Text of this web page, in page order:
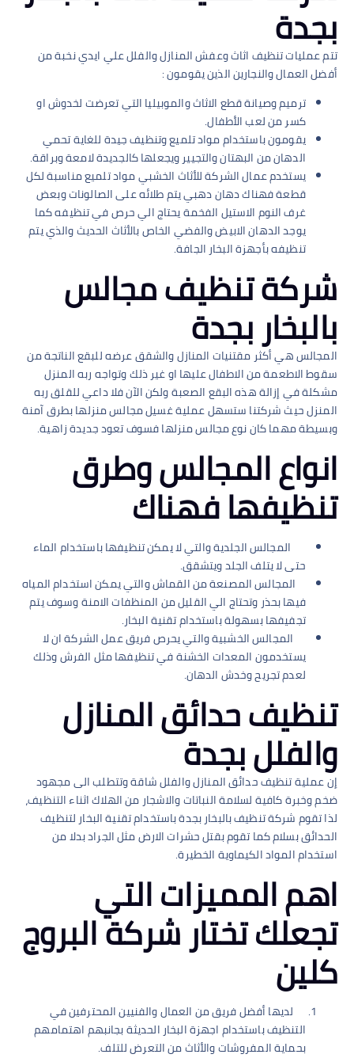
بجدة
تتم عمليات تنظيف اثاث وعفش المنازل والفلل علي ايدي نخبة من
أفضل العمال والنجارين الذين يقومون :
ترميم وصيانة قطع الاثاث والموبيليا التي تعرضت لخدوش او
كسر من لعب الأطفال.
يقومون باستخدام مواد تلميع وتنظيف جيدة للغاية تحمي
الدهان من البهتان والتجيير ويجعلها كالجديدة لامعة وبراقة.
يستخدم عمال الشركة للأثاث الخشبي مواد تلميع مناسبة لكل
قطعة فهناك دهان دهبي يتم طلائه على الصالونات وبعض
غرف النوم الاستيل الفخمة يحتاج الي حرص في تنظيفه كما
يوجد الدهان الابيض والفضي الخاص بالأثاث الحديث والذي يتم
تنظيفه بأجهزة البخار الجافة.
شركة تنظيف مجالس
بالبخار بجدة
المجالس هي أكثر مقتنيات المنازل والشقق عرضه للبقع الناتجة من
سقوط الاطعمة من الاطفال عليها او غير ذلك وتواجه ربه المنزل
مشكلة في إزالة هذه البقع الصعبة ولكن الآن فلا داعي للقلق ربه
المنزل حيث شركتنا ستسهل عملية غسيل مجالس منزلها بطرق آمنة
وبسيطة مهما كان نوع مجالس منزلها فسوف تعود جديدة زاهية.
انواع المجالس وطرق
تنظيفها فهناك
المجالس الجلدية والتي لا يمكن تنظيفها باستخدام الماء
حتى لا يتلف الجلد ويتشقق.
المجالس المصنعة من القماش والتي يمكن استخدام المياه
فيها بحذر وتحتاج الي القليل من المنظفات الامنة وسوف يتم
تجفيفها بسهولة باستخدام تقنية البخار.
المجالس الخشبية والتي يحرص فريق عمل الشركة ان لا
يستخدمون المعدات الخشنة في تنظيفها مثل الفرش وذلك
لعدم تجريح وخدش الدهان.
تنظيف حدائق المنازل
والفلل بجدة
إن عملية تنظيف حدائق المنازل والفلل شاقة وتتطلب الى مجهود
ضخم وخبرة كافية لسلامة النباتات والاشجار من الهلاك اثناء التنظيف،
لذا تقوم شركة تنظيف بالبخار بجدة باستخدام تقنية البخار لتنظيف
الحدائق بسلام كما تقوم بقتل حشرات الارض مثل الجراد بدلا من
استخدام المواد الكيماوية الخطيرة.
اهم المميزات التي
تجعلك تختار شركة البروج
كلين
لديها أفضل فريق من العمال والفنيين المحترفين في
التنظيف باستخدام اجهزة البخار الحديثة بجانبهم اهتمامهم
بحماية المفروشات والأثاث من التعرض للتلف.